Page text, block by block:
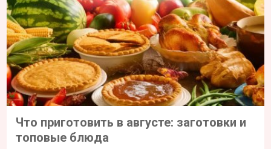
Что приготовить в августе: заготовки и
топовые блюда